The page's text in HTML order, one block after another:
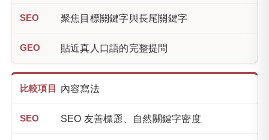
聚焦目標關鍵字與長尾關鍵字
貼近真人口語的完整提問
內容寫法
SEO 友善標題、自然關鍵字密度